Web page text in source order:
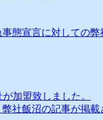
態宣言に対しての弊
加盟致しました。
社飯沼の記事が掲載